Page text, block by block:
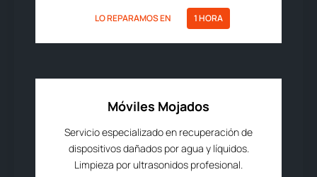
LO REPARAMOS EN 1 HORA
Móviles Mojados
Servicio especializado en recuperación de
dispositivos dañados por agua y líquidos.
Limpieza por ultrasonidos profesional.